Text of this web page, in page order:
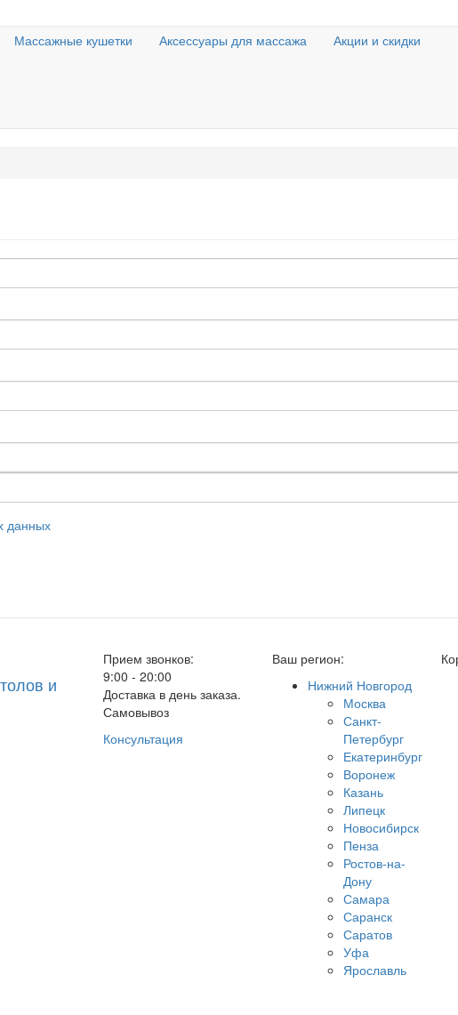
Массажные кушетки Аксессуары для массажа Акции и скидки
данных
и
Прием звонков:
9:00 - 20:00
Доставка в день заказа.
Самовывоз
Консультация
Ваш регион:
Нижний Новгород
Москва
Санкт-
Петербург
Екатеринбург
Воронеж
Казань
Липецк
Новосибирск
Пенза
Ростов-на-
Дону
Самара
Саранск
Саратов
Уфа
Ярославль